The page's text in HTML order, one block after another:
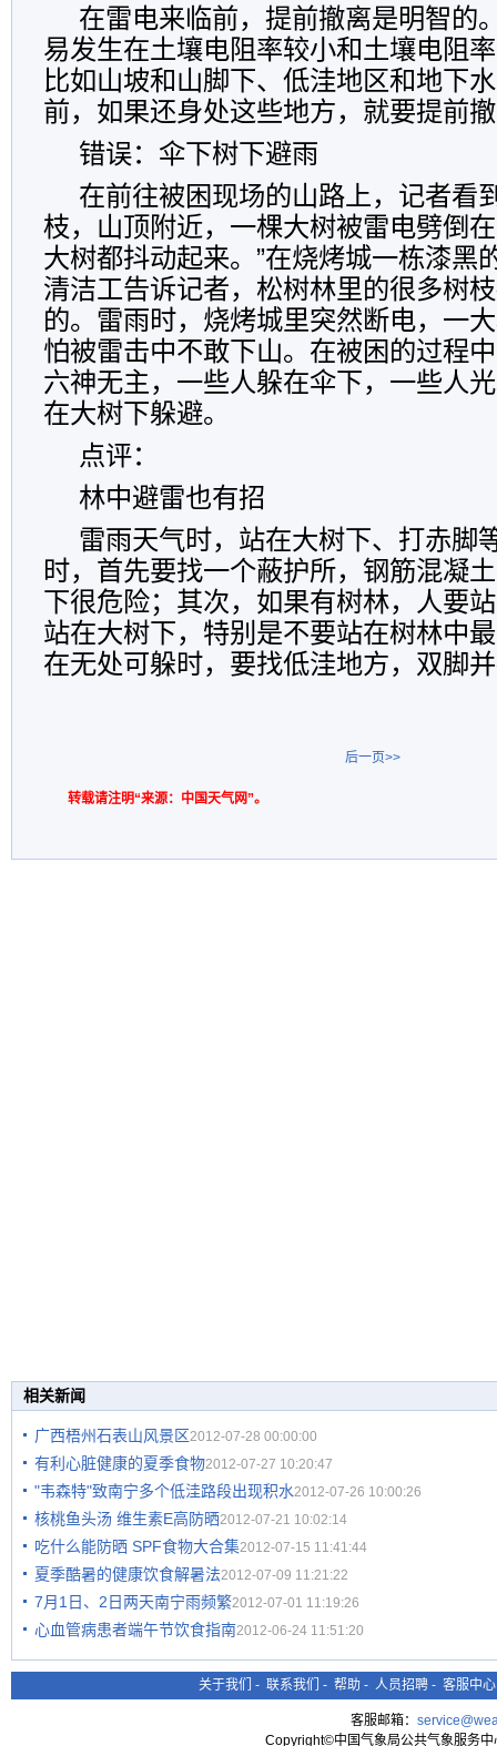
在雷电来临前，提前撤离是明智的
易发生在土壤电阻率较小和土壤电阻
比如山坡和山脚下、低洼地区和地下
前，如果还身处这些地方，就要提前
错误：伞下树下避雨
在前往被困现场的山路上，记者看
枝，山顶附近，一棵大树被雷电劈倒
大树都抖动起来。”在烧烤城一栋漆黑
清洁工告诉记者，松树林里的很多树
的。雷雨时，烧烤城里突然断电，一
怕被雷击中不敢下山。在被困的过程
六神无主，一些人躲在伞下，一些人
在大树下躲避。
点评：
林中避雷也有招
雷雨天气时，站在大树下、打赤脚
时，首先要找一个蔽护所，钢筋混凝
下很危险；其次，如果有树林，人要
站在大树下，特别是不要站在树林中
在无处可躲时，要找低洼地方，双脚
后一页>>
转载请注明“来源：中国天气网”。
相关新闻
广西梧州石表山风景区2012-07-28 00:00:00
有利心脏健康的夏季食物2012-07-27 10:20:47
"韦森特"致南宁多个低洼路段出现积水2012-07-26 10:00:26
核桃鱼头汤 维生素E高防晒2012-07-21 10:02:14
吃什么能防晒 SPF食物大合集2012-07-15 11:41:44
夏季酷暑的健康饮食解暑法2012-07-09 11:21:22
7月1日、2日两天南宁雨频繁2012-07-01 11:19:26
心血管病患者端午节饮食指南2012-06-24 11:51:20
关于我们 - 联系我们 - 帮助 - 人员招聘 - 客服中心
客服邮箱：
Copyright©中国气象局公共气象服务